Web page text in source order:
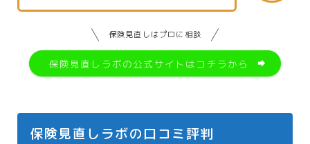
保険見直しはプロに相談
保険見直しラボの公式サイトはコチラから
保険見直しラボの口コミ評判